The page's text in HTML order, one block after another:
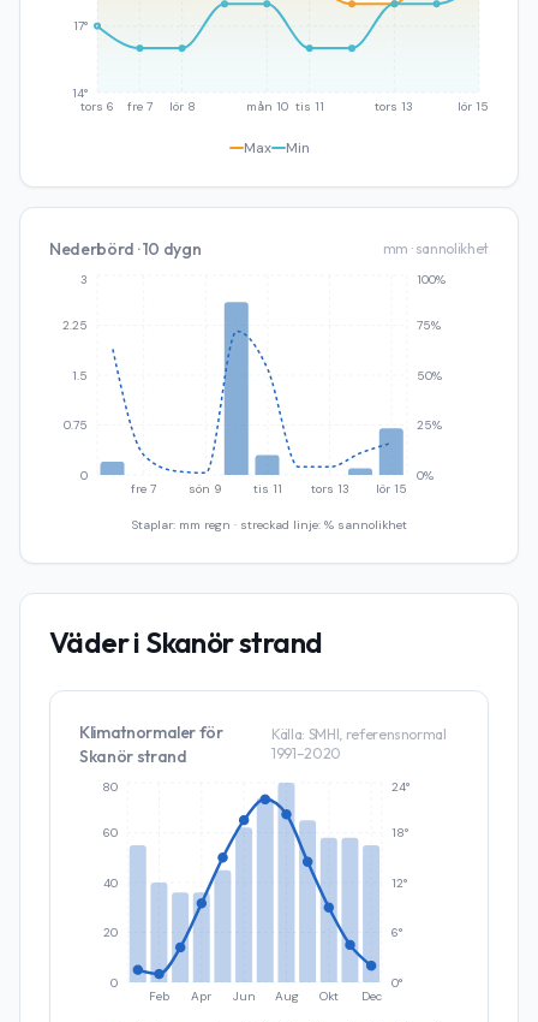
tors 6 fre 7 lör 8 mån 10 tis 11 tors 13 lör 15
14°
17°
Max Min
Nederbörd · 10 dygn mm · sannolikhet
fre 7 sön 9 tis 11 tors 13 lör 15
0
0.75
1.5
2.25
3
0%
25%
50%
75%
100%
Staplar: mm regn · streckad linje: % sannolikhet
Väder i Skanör strand
Klimatnormaler för
Skanör strand
Källa: SMHI, referensnormal
1991–2020
Feb Apr Jun Aug Okt Dec
0
20
40
60
80
0°
6°
12°
18°
24°